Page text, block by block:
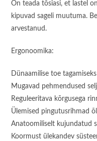
On teada tõsiasi, et lastel
kipuvad sageli muutuma.
arvestanud.
Ergonoomika:
Dünaamilise toe
Mugavad pehmendused
Reguleeritava kõrgusega
Ülemised pingutusrihmad
Anatoomiliselt kujundatud
Koormust ülekandev